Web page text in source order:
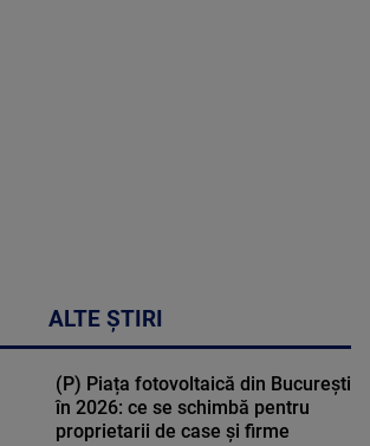
ALTE ȘTIRI
(P) Piața fotovoltaică din București
în 2026: ce se schimbă pentru
proprietarii de case și firme